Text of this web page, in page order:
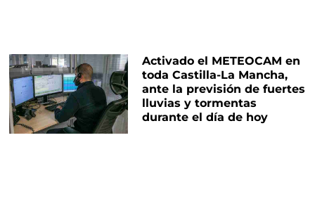
Activado el METEOCAM en
toda Castilla-La Mancha,
ante la previsión de fuertes
lluvias y tormentas
durante el día de hoy